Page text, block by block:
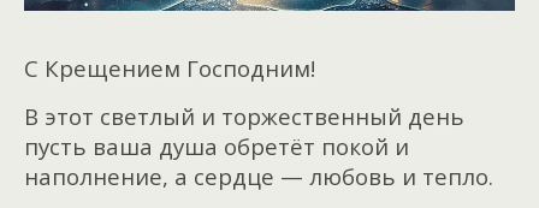
С Крещением Господним!
В этот светлый и торжественный день
пусть ваша душа обретёт покой и
наполнение, а сердце — любовь и тепло.